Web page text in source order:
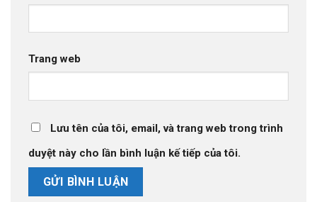
Trang web
Lưu tên của tôi, email, và trang web trong trình
duyệt này cho lần bình luận kế tiếp của tôi.